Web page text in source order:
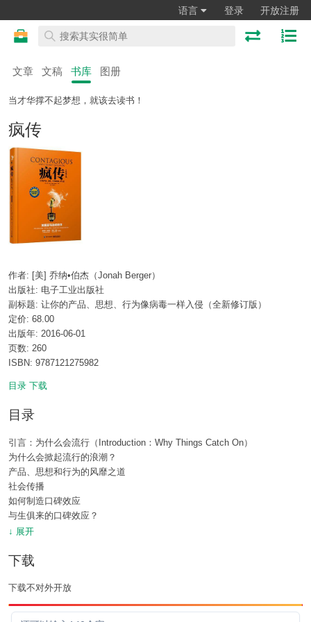
语言 登录 开放注册
文章 文稿 书库 图册
当才华撑不起梦想，就该去读书！
疯传
作者: [美] 乔纳•伯杰（Jonah Berger）
出版社: 电子工业出版社
副标题: 让你的产品、思想、行为像病毒一样入侵（全新修订版）
定价: 68.00
出版年: 2016-06-01
页数: 260
ISBN: 9787121275982
目录 下载
目录
引言：为什么会流行（Introduction：Why Things Catch On）
为什么会掀起流行的浪潮？
产品、思想和行为的风靡之道
社会传播
如何制造口碑效应
与生俱来的口碑效应？
我与研究社会影响的缘分
第一章：社交货币（Chapter 1：Social Currency）
利用游戏机制
成为内部人士
↓ 展开
下载
下载不对外开放